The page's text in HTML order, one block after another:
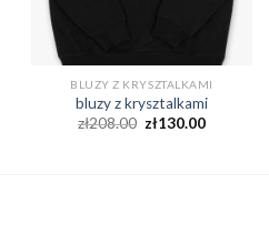
BLUZY Z KRYSZTALKAMI
bluzy z krysztalkami
zł208.00 zł130.00